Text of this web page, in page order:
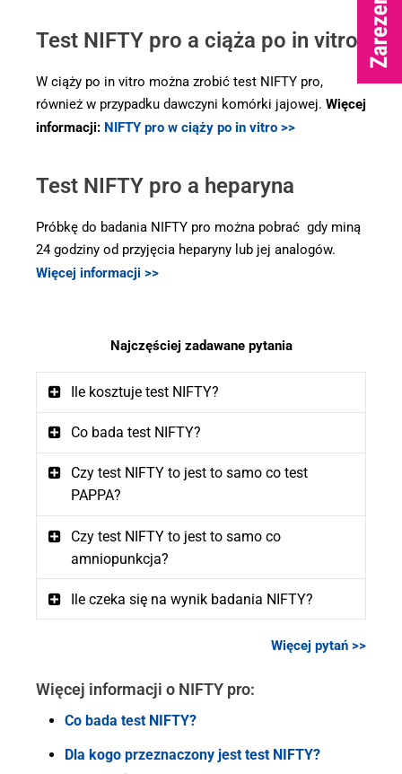
Test NIFTY pro a ciąża po in vitro
W ciąży po in vitro można zrobić test NIFTY pro,
również w przypadku dawczyni komórki jajowej. Więcej
informacji: NIFTY pro w ciąży po in vitro >>
Test NIFTY pro a heparyna
Próbkę do badania NIFTY pro można pobrać gdy miną
24 godziny od przyjęcia heparyny lub jej analogów.
Więcej informacji >>
Najczęściej zadawane pytania
Ile kosztuje test NIFTY?
Co bada test NIFTY?
Czy test NIFTY to jest to samo co test
PAPPA?
Czy test NIFTY to jest to samo co
amniopunkcja?
Ile czeka się na wynik badania NIFTY?
Więcej pytań >>
Więcej informacji o NIFTY pro:
Co bada test NIFTY?
Dla kogo przeznaczony jest test NIFTY?